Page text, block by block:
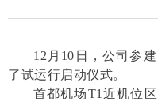
12月10日，公司参
了试运行启动仪式。
首都机场T1近机位